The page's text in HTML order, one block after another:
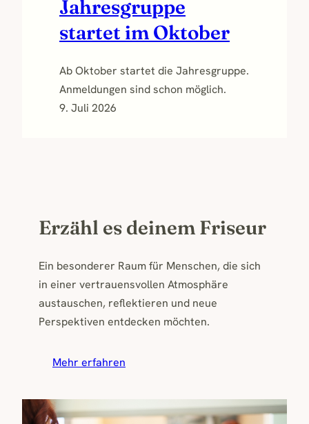
Jahresgruppe
startet im Oktober
Ab Oktober startet die Jahresgruppe.
Anmeldungen sind schon möglich.
9. Juli 2026
Erzähl es deinem Friseur
Ein besonderer Raum für Menschen, die sich
in einer vertrauensvollen Atmosphäre
austauschen, reflektieren und neue
Perspektiven entdecken möchten.
Mehr erfahren